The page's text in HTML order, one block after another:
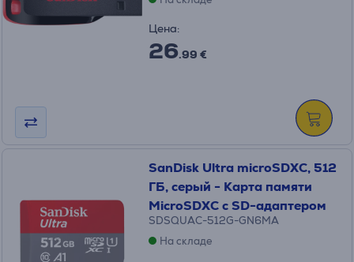
Цена:
26.99 €
SanDisk Ultra microSDXC, 512
ГБ, серый - Карта памяти
MicroSDXC с SD-адаптером
SDSQUAC-512G-GN6MA
На складе